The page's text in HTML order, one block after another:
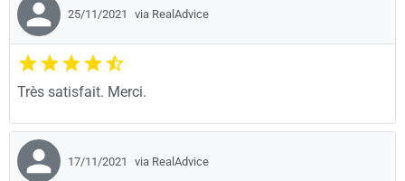
25/11/2021 via RealAdvice
Très satisfait. Merci.
17/11/2021 via RealAdvice